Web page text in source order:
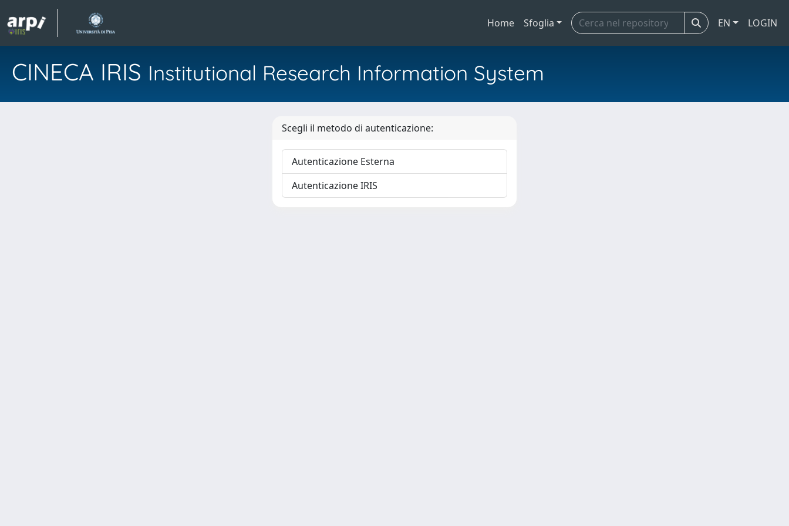
Home Sfoglia EN LOGIN
CINECA IRIS Institutional Research Information System
Scegli il metodo di autenticazione:
Autenticazione Esterna
Autenticazione IRIS